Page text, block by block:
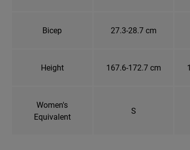
Bicep 27.3-28.7 cm
Height 167.6-172.7 cm
Women's
Equivalent
S